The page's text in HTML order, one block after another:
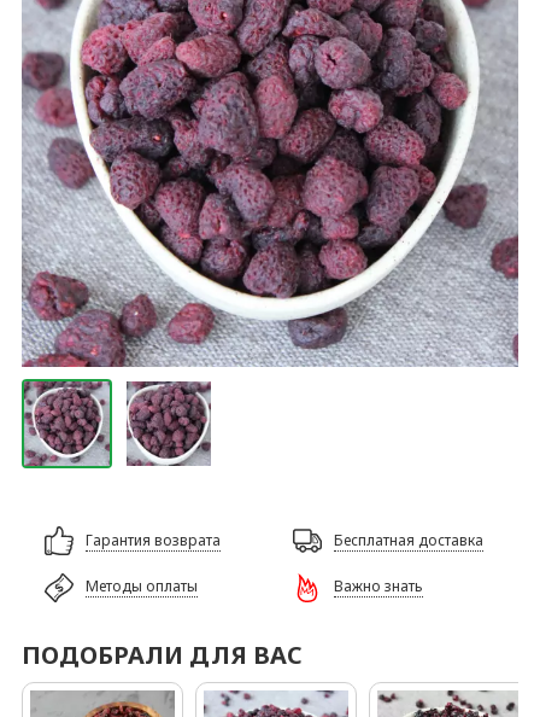
Гарантия возврата Бесплатная доставка
Методы оплаты Важно знать
ПОДОБРАЛИ ДЛЯ ВАС